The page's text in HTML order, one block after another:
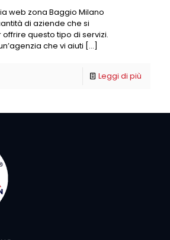
web zona Baggio Milano
di aziende che si
questo tipo di servizi.
che vi aiuti […]
Leggi di più